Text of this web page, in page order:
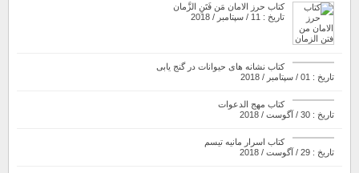
کتاب حرز الامان مَن فَتَنِ الزَّمان
تاریخ : 11 / سپتامبر / 2018
کتاب نشانه های حیوانات در گنج یابی
تاریخ : 01 / سپتامبر / 2018
کتاب مهج الدعوات
تاریخ : 30 / آگوست / 2018
کتاب اسرار مانیه تیسم
تاریخ : 29 / آگوست / 2018